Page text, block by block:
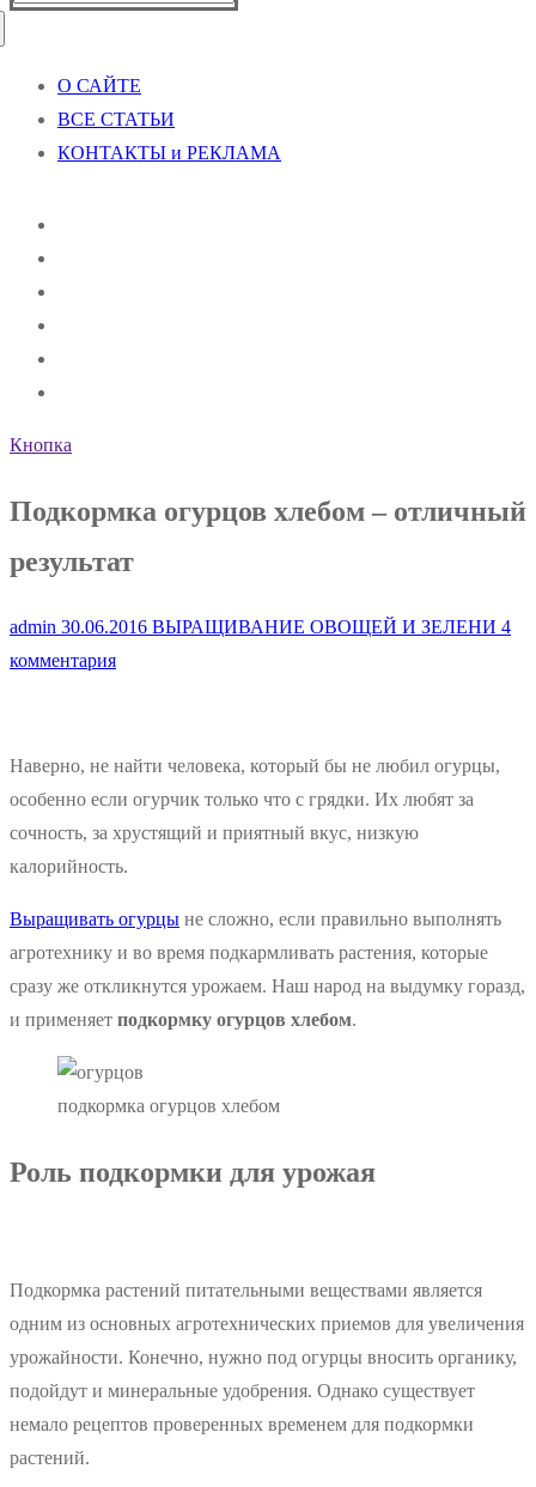
О САЙТЕ
ВСЕ СТАТЬИ
КОНТАКТЫ и РЕКЛАМА
Кнопка
Подкормка огурцов хлебом – отличный
результат
admin 30.06.2016 ВЫРАЩИВАНИЕ ОВОЩЕЙ И ЗЕЛЕНИ 4
комментария
Наверно, не найти человека, который бы не любил огурцы,
особенно если огурчик только что с грядки. Их любят за
сочность, за хрустящий и приятный вкус, низкую
калорийность.
Выращивать огурцы не сложно, если правильно выполнять
агротехнику и во время подкармливать растения, которые
сразу же откликнутся урожаем. Наш народ на выдумку горазд,
и применяет подкормку огурцов хлебом.
подкормка огурцов хлебом
Роль подкормки для урожая
Подкормка растений питательными веществами является
одним из основных агротехнических приемов для увеличения
урожайности. Конечно, нужно под огурцы вносить органику,
подойдут и минеральные удобрения. Однако существует
немало рецептов проверенных временем для подкормки
растений.